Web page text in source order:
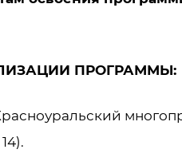
ПРОГРАММЫ: